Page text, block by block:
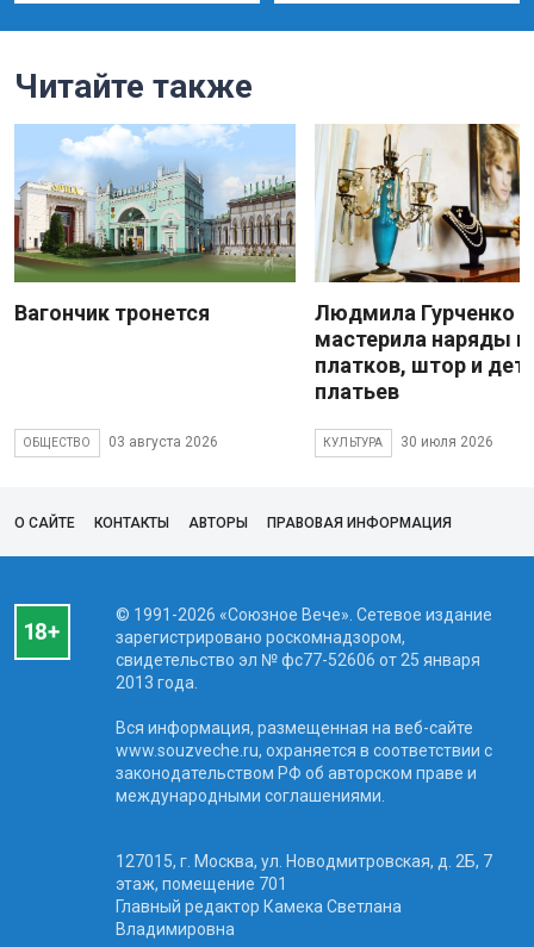
Читайте также
Вагончик тронется
ОБЩЕСТВО 03 августа 2026
Людмила Гурченко
мастерила наряды
платков, штор и
платьев
КУЛЬТУРА 30 июля 2026
О САЙТЕ КОНТАКТЫ АВТОРЫ ПРАВОВАЯ ИНФОРМАЦИЯ
© 1991-2026 «Союзное Вече». Сетевое издание
зарегистрировано роскомнадзором,
свидетельство эл № фc77-52606 от 25 января
2013 года.
Вся информация, размещенная на веб-сайте
www.souzveche.ru, охраняется в соответствии с
законодательством РФ об авторском праве и
международными соглашениями.
127015, г. Москва, ул. Новодмитровская, д. 2Б, 7
этаж, помещение 701
Главный редактор Камека Светлана
Владимировна